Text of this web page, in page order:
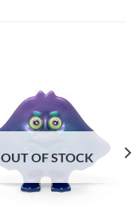
OUT OF STOCK